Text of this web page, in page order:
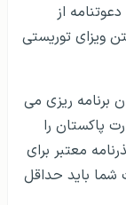
از
ویزای توریستی
برنامه ریزی می
پاکستان را
معتبر برای
شما باید حداقل